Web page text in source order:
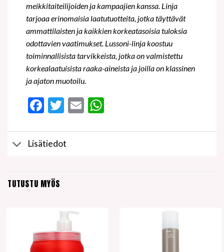
meikkitaiteilijoiden ja kampaajien kanssa. Linja
tarjoaa erinomaisialaatutuotteita, jotka täyttävät
ammattilaisten ja kaikkien korkeatasoisia tuloksia
odottavien vaatimukset. Lussoni-linja koostuu
toiminnallisista tarvikkeista, jotka on valmistettu
korkealaatuisista raaka-aineista ja joilla on klassinen
ja ajaton muotoilu.
Facebook
Twitter
EmailWhatsApp
Lisätiedot
TUTUSTU MYÖS